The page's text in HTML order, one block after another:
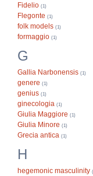
Fidelio (1)
Flegonte (1)
folk models (1)
formaggio (1)
G
Gallia Narbonensis (1)
genere (1)
genius (1)
ginecologia (1)
Giulia Maggiore (1)
Giulia Minore (1)
Grecia antica (1)
H
hegemonic masculinity